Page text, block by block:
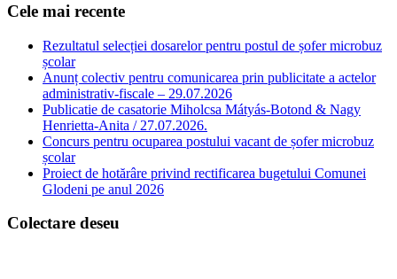
Cele mai recente
Rezultatul selecției dosarelor pentru postul de șofer microbuz
școlar
Anunț colectiv pentru comunicarea prin publicitate a actelor
administrativ-fiscale – 29.07.2026
Publicatie de casatorie Miholcsa Mátyás-Botond & Nagy
Henrietta-Anita / 27.07.2026.
Concurs pentru ocuparea postului vacant de șofer microbuz
școlar
Proiect de hotărâre privind rectificarea bugetului Comunei
Glodeni pe anul 2026
Colectare deseu